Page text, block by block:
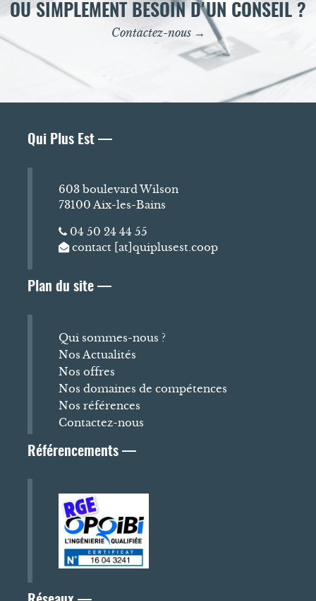
OU SIMPLEMENT BESOIN D'UN CONSEIL ?
Contactez-nous →
Qui Plus Est —
603 boulevard Wilson
73100 Aix-les-Bains
04 50 24 44 55
contact [at]quiplusest.coop
Plan du site —
Qui sommes-nous ?
Nos Actualités
Nos offres
Nos domaines de compétences
Nos références
Contactez-nous
Référencements —